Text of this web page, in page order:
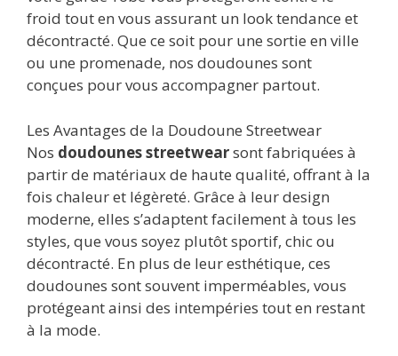
froid tout en vous assurant un look tendance et
décontracté. Que ce soit pour une sortie en ville
ou une promenade, nos doudounes sont
conçues pour vous accompagner partout.
Les Avantages de la Doudoune Streetwear
Nos doudounes streetwearsont fabriquées à
partir de matériaux de haute qualité, offrant à la
fois chaleur et légèreté. Grâce à leur design
moderne, elles s’adaptent facilement à tous les
styles, que vous soyez plutôt sportif, chic ou
décontracté. En plus de leur esthétique, ces
doudounes sont souvent imperméables, vous
protégeant ainsi des intempéries tout en restant
à la mode.